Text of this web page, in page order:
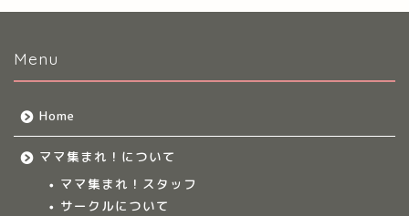
Menu
Home
ママ集まれ！について
ママ集まれ！スタッフ
サークルについて